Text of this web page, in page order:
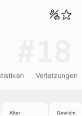
Verletzungen
Alter Gewicht